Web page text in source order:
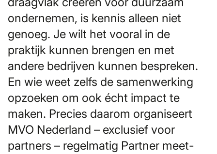
ondernemen, is kennis alleen niet
genoeg. Je wilt het vooral in de
praktijk kunnen brengen en met
andere bedrijven kunnen bespreken.
En wie weet zelfs de samenwerking
opzoeken om ook écht impact te
maken. Precies daarom organiseert
MVO Nederland – exclusief voor
partners – regelmatig Partner meet-